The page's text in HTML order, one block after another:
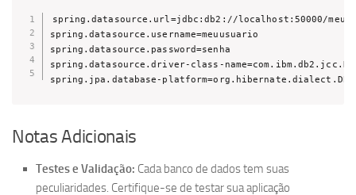
spring.datasource.url=jdbc:db2://localhost:50000/
spring.datasource.username=meuusuario
spring.datasource.password=senha
spring.datasource.driver-class-
spring.jpa.database-
Notas Adicionais
Testes e Validação: Cada banco de dados tem suas
peculiaridades. Certifique-se de testar sua aplicação